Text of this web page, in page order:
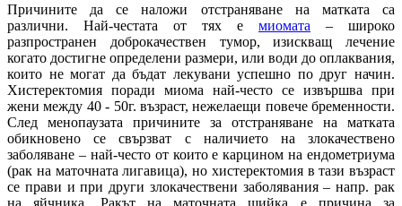
Причините да се наложи отстраняване на матката са
различни. Най-честата от тях е миомата – широко
разпространен доброкачествен тумор, изискващ лечение
когато достигне определени размери, или води до оплаквания,
които не могат да бъдат лекувани успешно по друг начин.
Хистеректомия поради миома най-често се извършва при
жени между 40 - 50г. възраст, нежелаещи повече бременности.
След менопаузата причините за отстраняване на матката
обикновено се свързват с наличието на злокачествено
заболяване – най-често от които е карцином на ендометриума
(рак на маточната лигавица), но хистеректомия в тази възраст
се прави и при други злокачествени заболявания – напр. рак
на яйчника. Ракът на маточната шийка е причина за